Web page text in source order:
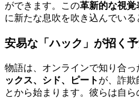
ができます。この革新的な視覚
に新たな息吹を吹き込んでいる
安易な「ハック」が招く
物語は、オンラインで知り合っ
ックス、シド、ピート が、詐欺
とから始まります。彼らは自ら